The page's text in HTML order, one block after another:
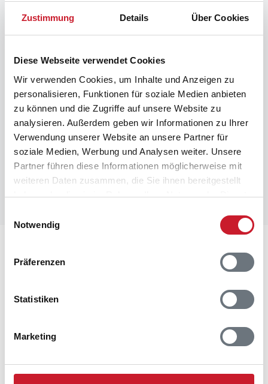
Zustimmung Details Über Cookies
Diese Webseite verwendet Cookies
Wir verwenden Cookies, um Inhalte und Anzeigen zu
personalisieren, Funktionen für soziale Medien anbieten
zu können und die Zugriffe auf unsere Website zu
analysieren. Außerdem geben wir Informationen zu Ihrer
Verwendung unserer Website an unsere Partner für
soziale Medien, Werbung und Analysen weiter. Unsere
Partner führen diese Informationen möglicherweise mit
weiteren Daten zusammen, die Sie ihnen bereitgestellt
haben oder die sie im Rahmen Ihrer Nutzung der Dienste
Notwendig
Präferenzen
Statistiken
Marketing
Raumaufteilung
Skakkes Holm 76 A
8500 Grenaa